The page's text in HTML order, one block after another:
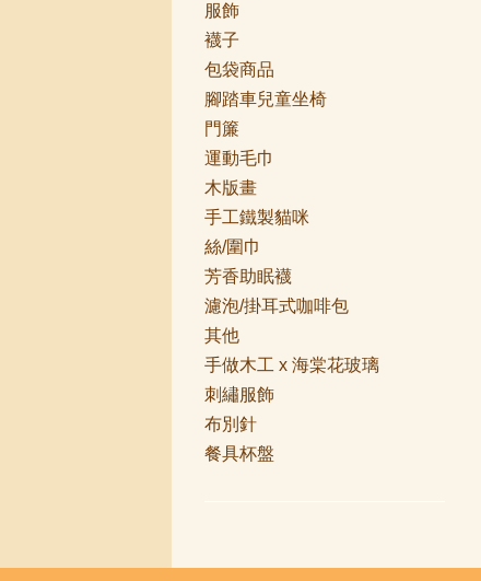
服飾
襪子
包袋商品
腳踏車兒童坐椅
門簾
運動毛巾
木版畫
手工鐵製貓咪
絲/圍巾
芳香助眠襪
濾泡/掛耳式咖啡包
其他
手做木工 x 海棠花玻璃
刺繡服飾
布別針
餐具杯盤